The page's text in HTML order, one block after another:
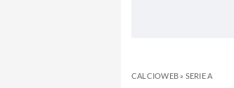
CALCIOWEB» SERIE A